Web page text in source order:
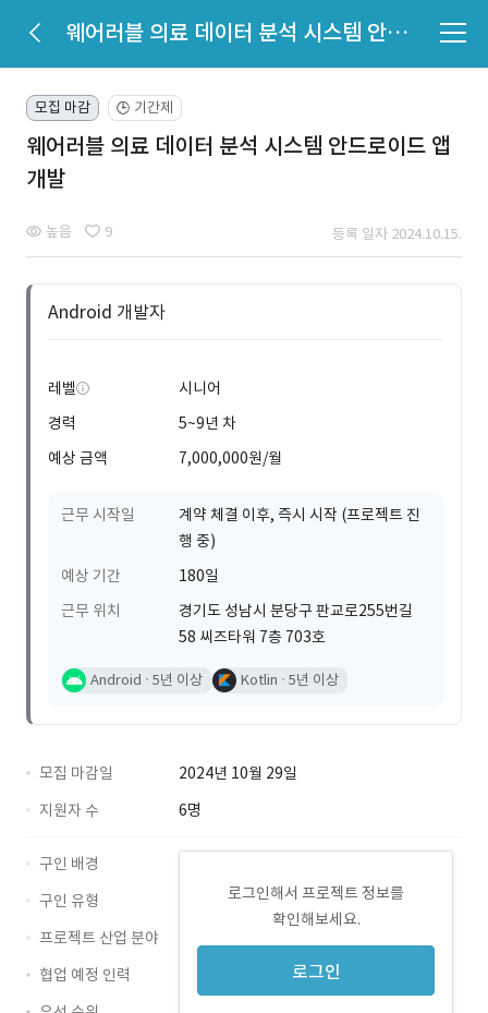
웨어러블 의료 데이터 분석 시스템 안드로이드 앱 개발
모집 마감 🕒 기간제
웨어러블 의료 데이터 분석 시스템 안드로이드 앱
개발
높음 9 등록 일자 2024.10.15.
Android 개발자
레벨
시니어
경력
5~9년 차
예상 금액
7,000,000원/월
근무 시작일
계약 체결 이후, 즉시 시작 (프로젝트 진
행 중)
예상 기간
180일
근무 위치
경기도 성남시 분당구 판교로255번길
58 씨즈타워 7층 703호
Android 5년 이상 Kotlin 5년 이상
모집 마감일
2024년 10월 29일
지원자 수
6명
로그인해서 프로젝트 정보를
확인해보세요.
로그인
구인 배경
구인 유형
프로젝트 산업 분야
협업 예정 인력